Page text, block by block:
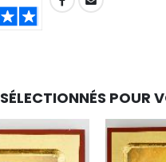
SÉLECTIONNÉS POUR